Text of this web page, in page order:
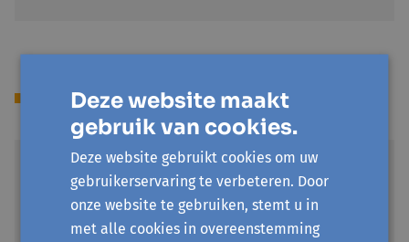
Locatie(s)
Bibliotheek Gavere
Kasteeldreef 48
9890 Gavere
Toon op kaart
Deze website maakt
gebruik van cookies.
Deze website gebruikt cookies om uw
gebruikerservaring te verbeteren. Door
onze website te gebruiken, stemt u in
met alle cookies in overeenstemming